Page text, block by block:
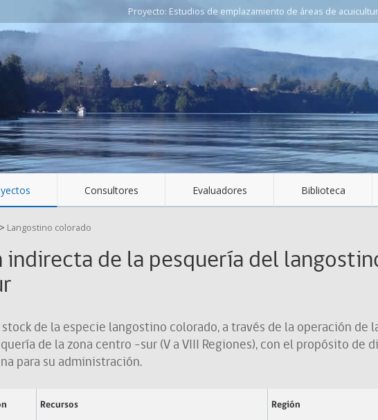
Estudios de emplazamiento de áreas de
Consultores Evaluadores Biblioteca
> Langostino colorado
indirecta de la pesquería del
de la especie langostino colorado, a través de la operación de
de la zona centro -sur (V a VIII Regiones), con el propósito de
para su administración.
Recursos Región